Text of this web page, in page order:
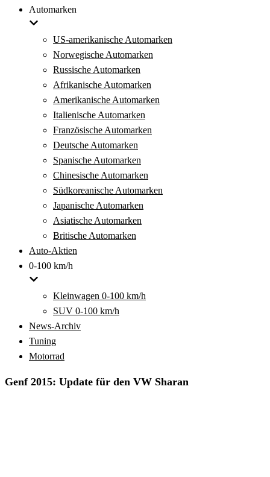
Automarken
US-amerikanische Automarken
Norwegische Automarken
Russische Automarken
Afrikanische Automarken
Amerikanische Automarken
Italienische Automarken
Französische Automarken
Deutsche Automarken
Spanische Automarken
Chinesische Automarken
Südkoreanische Automarken
Japanische Automarken
Asiatische Automarken
Britische Automarken
Auto-Aktien
0-100 km/h
Kleinwagen 0-100 km/h
SUV 0-100 km/h
News-Archiv
Tuning
Motorrad
Genf 2015: Update für den VW Sharan